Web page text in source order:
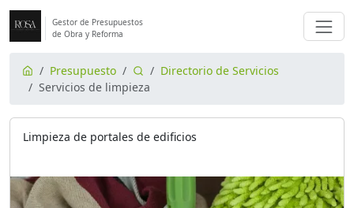
Gestor de Presupuestos
de Obra y Reforma
Presupuesto
Directorio de Servicios
Servicios de limpieza
Limpieza de portales de edificios